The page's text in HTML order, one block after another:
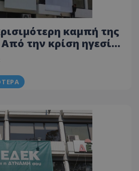
καμπή της
την κρίση ηγεσίας
Σεπτεμβρίου - Οι
την προεδρία